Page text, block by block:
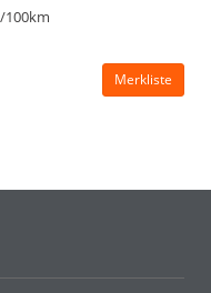
100km
Merkliste